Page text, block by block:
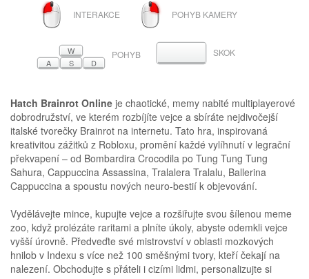
LEVÉ
TLAČÍTKO
MYŠI
INTERAKCE
PRAVÉ
TLAČÍTKO
MYŠI
POHYB KAMERY
W
A
S D
POHYB MEZERNÍKSKOK
Hatch Brainrot Online je chaotické, memy nabité multiplayerové
dobrodružství, ve kterém rozbíjíte vejce a sbíráte nejdivočejší
italské tvorečky Brainrot na internetu. Tato hra, inspirovaná
kreativitou zážitků z Robloxu, promění každé vylíhnutí v legrační
překvapení – od Bombardira Crocodila po Tung Tung Tung
Sahura, Cappuccina Assassina, Tralalera Tralalu, Ballerina
Cappuccina a spoustu nových neuro-bestií k objevování.
Vydělávejte mince, kupujte vejce a rozšiřujte svou šílenou meme
zoo, když prolézáte raritami a plníte úkoly, abyste odemkli vejce
vyšší úrovně. Předveďte své mistrovství v oblasti mozkových
hnilob v Indexu s více než 100 směšnými tvory, kteří čekají na
nalezení. Obchodujte s přáteli i cizími lidmi, personalizujte si